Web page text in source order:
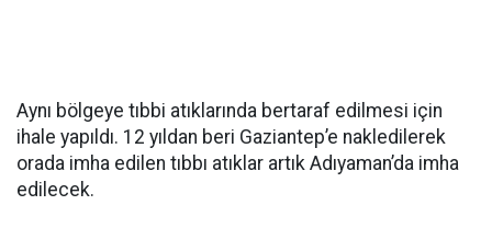
Aynı bölgeye tıbbi atıklarında bertaraf edilmesi için
ihale yapıldı. 12 yıldan beri Gaziantep’e nakledilerek
orada imha edilen tıbbı atıklar artık Adıyaman’da imha
edilecek.